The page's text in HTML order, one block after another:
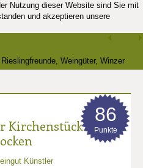
Nutzung dieser Website sind Sie mit
und akzeptieren unsere
Weingüter, Winzer
Kirchenstück
Künstler
86
Punkte